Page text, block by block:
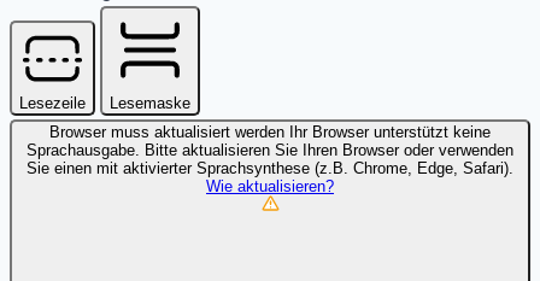
Lesezeile
Lesemaske
Browser muss aktualisiert werden
Ihr Browser unterstützt keine
Sprachausgabe. Bitte aktualisieren Sie Ihren Browser oder verwenden
Sie einen mit aktivierter Sprachsynthese (z.B. Chrome, Edge, Safari).
Wie aktualisieren?